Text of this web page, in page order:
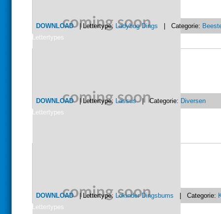
DOWNLOAD| Lettertype: Ladybug Dings | Categorie:
Lettertypes
DOWNLOAD| Lettertype: Lassus| Categorie: Diversen
Lettertypes
DOWNLOAD| Lettertype: Lokinder Dingsbums | Categorie:
Lettertypes